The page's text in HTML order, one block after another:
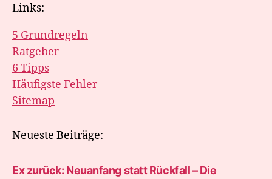
Links:
5 Grundregeln
Ratgeber
6 Tipps
Häufigste Fehler
Sitemap
Neueste Beiträge:
Ex zurück: Neuanfang statt Rückfall – Die